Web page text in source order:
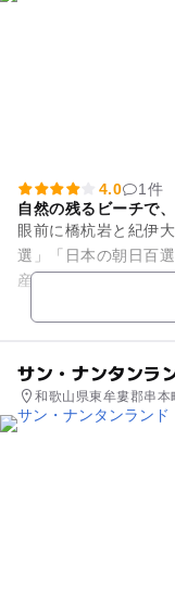
4.0
1件
自然の残るビーチで
眼前に橋杭岩と紀伊
選」「日本の朝日百
産卵が確認されるな
です。町全体で「体
サン・ナンタンラ
和歌山県東牟婁郡串